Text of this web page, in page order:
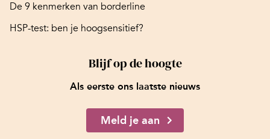
De 9 kenmerken van borderline
HSP-test: ben je hoogsensitief?
Blijf op de hoogte
Als eerste ons laatste nieuws
Meld je aan